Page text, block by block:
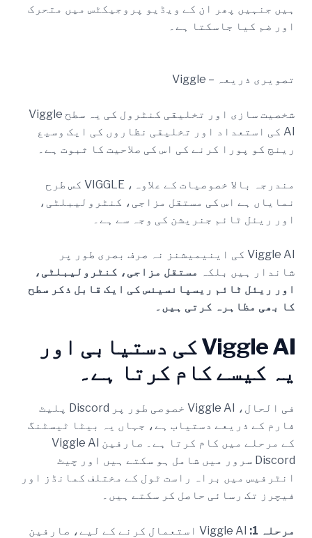
ہیں جنہیں پھر ان کے ویڈیو پروجیکٹس میں متحرک
اور ضم کیا جاسکتا ہے۔
تصویری ذریعہ – Viggle
شخصیت سازی اور تخلیقی کنٹرول کی یہ سطح Viggle
AI کی استعداد اور تخلیقی نظاروں کی ایک وسیع
رینج کو پورا کرنے کی اس کی صلاحیت کا ثبوت ہے۔
مندرجہ بالا خصوصیات کے علاوہ، VIGGLE کس طرح
نمایاں ہے اس کی مستقل مزاجی، کنٹرولیبلٹی،
اور ریئل ٹائم جنریشن کی وجہ سے ہے۔
Viggle AI کی اینیمیشنز نہ صرف بصری طور پر
شاندار ہیں بلکہ مستقل مزاجی، کنٹرولیبلٹی،
اور ریئل ٹائم ریسپانسینس کی ایک قابل ذکر سطح
کا بھی مظاہرہ کرتی ہیں۔
Viggle AI کی دستیابی اور
یہ کیسے کام کرتا ہے۔
فی الحال، Viggle AI خصوصی طور پر Discord پلیٹ
فارم کے ذریعے دستیاب ہے، جہاں یہ بیٹا ٹیسٹنگ
کے مرحلے میں کام کرتا ہے۔ صارفین Viggle AI
Discord سرور میں شامل ہو سکتے ہیں اور چیٹ
انٹرفیس میں براہ راست ٹول کے مختلف کمانڈز اور
فیچرز تک رسائی حاصل کر سکتے ہیں۔
مرحلہ 1:
Viggle AI استعمال کرنے کے لیے، صارفین